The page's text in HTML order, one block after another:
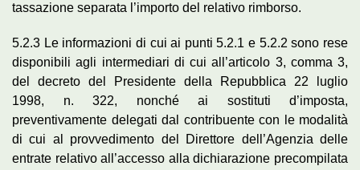
tassazione separata l’importo del relativo rimborso.
5.2.3 Le informazioni di cui ai punti 5.2.1 e 5.2.2 sono rese
disponibili agli intermediari di cui all’articolo 3, comma 3,
del decreto del Presidente della Repubblica 22 luglio
1998, n. 322, nonché ai sostituti d’imposta,
preventivamente delegati dal contribuente con le modalità
di cui al provvedimento del Direttore dell’Agenzia delle
entrate relativo all’accesso alla dichiarazione precompilata